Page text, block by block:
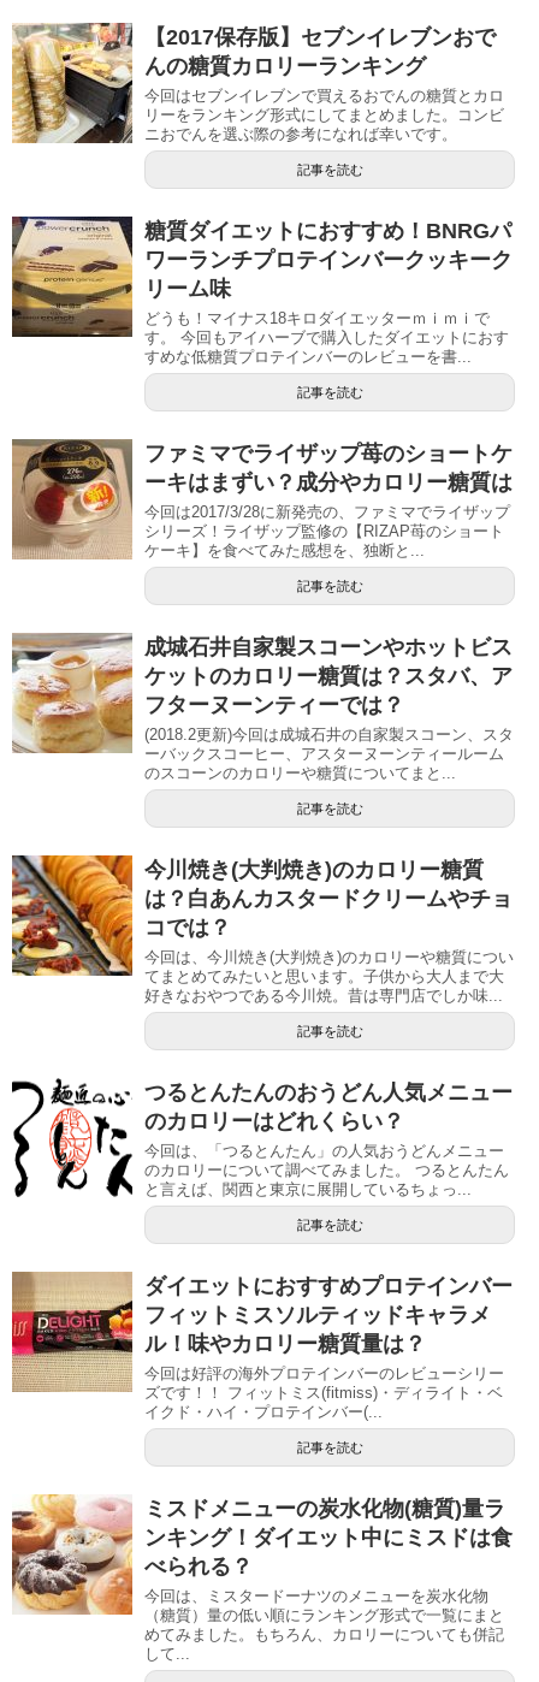
【2017保存版】セブンイレブンおで
んの糖質カロリーランキング
今回はセブンイレブンで買えるおでんの糖質とカロ
リーをランキング形式にしてまとめました。コンビ
ニおでんを選ぶ際の参考になれば幸いです。
記事を読む
糖質ダイエットにおすすめ！BNRGパ
ワーランチプロテインバークッキーク
リーム味
どうも！マイナス18キロダイエッターｍｉｍｉで
す。 今回もアイハーブで購入したダイエットにおす
すめな低糖質プロテインバーのレビューを書...
記事を読む
ファミマでライザップ苺のショートケ
ーキはまずい？成分やカロリー糖質は
今回は2017/3/28に新発売の、ファミマでライザップ
シリーズ！ライザップ監修の【RIZAP苺のショート
ケーキ】を食べてみた感想を、独断と...
記事を読む
成城石井自家製スコーンやホットビス
ケットのカロリー糖質は？スタバ、ア
フターヌーンティーでは？
(2018.2更新)今回は成城石井の自家製スコーン、スタ
ーバックスコーヒー、アスターヌーンティールーム
のスコーンのカロリーや糖質についてまと...
記事を読む
今川焼き(大判焼き)のカロリー糖質
は？白あんカスタードクリームやチョ
コでは？
今回は、今川焼き(大判焼き)のカロリーや糖質につい
てまとめてみたいと思います。子供から大人まで大
好きなおやつである今川焼。昔は専門店でしか味...
記事を読む
つるとんたんのおうどん人気メニュー
のカロリーはどれくらい？
今回は、「つるとんたん」の人気おうどんメニュー
のカロリーについて調べてみました。 つるとんたん
と言えば、関西と東京に展開しているちょっ...
記事を読む
ダイエットにおすすめプロテインバー
フィットミスソルティッドキャラメ
ル！味やカロリー糖質量は？
今回は好評の海外プロテインバーのレビューシリー
ズです！！ フィットミス(fitmiss)・ディライト・ベ
イクド・ハイ・プロテインバー(...
記事を読む
ミスドメニューの炭水化物(糖質)量ラ
ンキング！ダイエット中にミスドは食
べられる？
今回は、ミスタードーナツのメニューを炭水化物
（糖質）量の低い順にランキング形式で一覧にまと
めてみました。もちろん、カロリーについても併記
して...